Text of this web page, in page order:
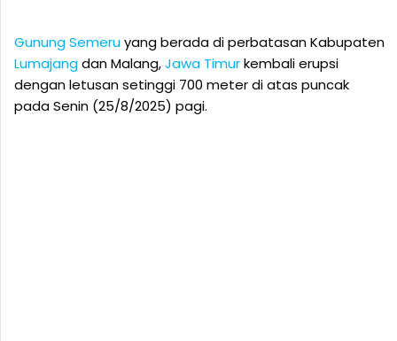
Gunung Semeruyang berada di perbatasan Kabupaten
Lumajangdan Malang,Jawa Timurkembali erupsi
dengan letusan setinggi 700 meter di atas puncak
pada Senin (25/8/2025) pagi.